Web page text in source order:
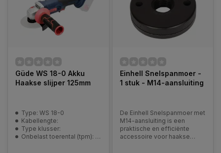
Güde WS 18-0 Akku
Haakse slijper 125mm
Type: WS 18-0
Kabellengte:
Type klusser:
Onbelast toerental (tpm): 10.000 1/min
Einhell Snelspanmoer -
1 stuk - M14-aansluiting
De Einhell Snelspanmoer met
M14-aansluiting is een
praktische en efficiënte
accessoire voor haakse